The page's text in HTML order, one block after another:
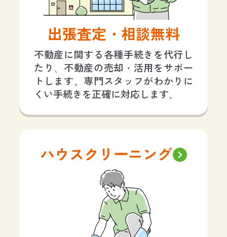
出張査定・相談無料
不動産に関する各種手続きを代行し
たり、不動産の売却・活用をサポー
トします。専門スタッフがわかりに
くい手続きを正確に対応します。
ハウスクリーニング